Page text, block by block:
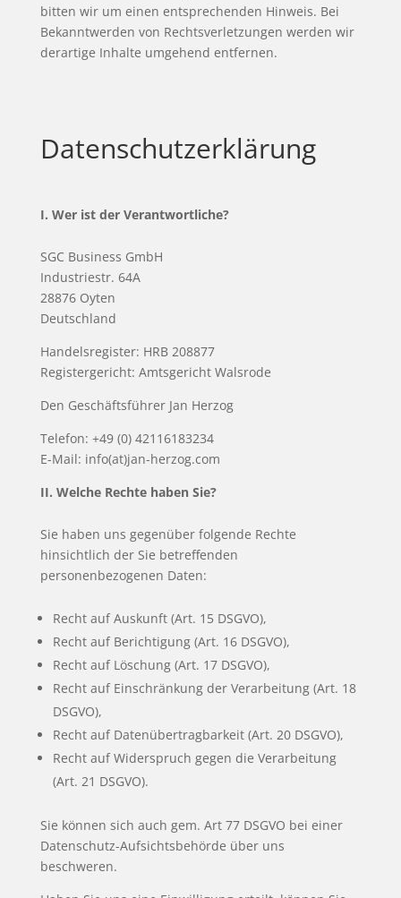
bitten wir um einen entsprechenden Hinweis. Bei
Bekanntwerden von Rechtsverletzungen werden wir
derartige Inhalte umgehend entfernen.
Datenschutzerklärung
I. Wer ist der Verantwortliche?
SGC Business GmbH
Industriestr. 64A
28876 Oyten
Deutschland
Handelsregister: HRB 208877
Registergericht: Amtsgericht Walsrode
Den Geschäftsführer Jan Herzog
Telefon: +49 (0) 42116183234
E-Mail: info(at)jan-herzog.com
II. Welche Rechte haben Sie?
Sie haben uns gegenüber folgende Rechte
hinsichtlich der Sie betreffenden
personenbezogenen Daten:
Recht auf Auskunft (Art. 15 DSGVO),
Recht auf Berichtigung (Art. 16 DSGVO),
Recht auf Löschung (Art. 17 DSGVO),
Recht auf Einschränkung der Verarbeitung (Art. 18
DSGVO),
Recht auf Datenübertragbarkeit (Art. 20 DSGVO),
Recht auf Widerspruch gegen die Verarbeitung
(Art. 21 DSGVO).
Sie können sich auch gem. Art 77 DSGVO bei einer
Datenschutz-Aufsichtsbehörde über uns
beschweren.